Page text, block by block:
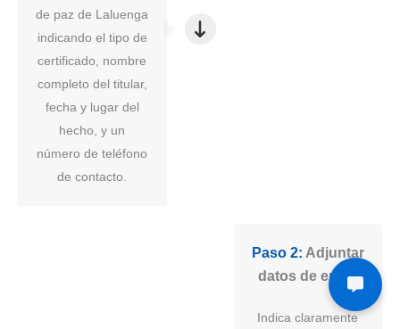
de paz de Laluenga
indicando el tipo de
certificado, nombre
completo del titular,
fecha y lugar del
hecho, y un
número de teléfono
de contacto.
Paso 2: Adjuntar
datos de envío
Indica claramente